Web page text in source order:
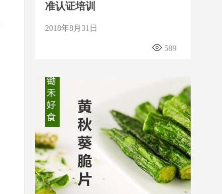
准认证培训
2018年8月31日
589